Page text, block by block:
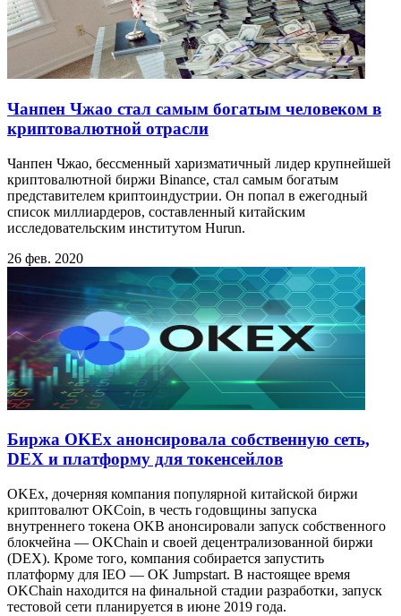
Чанпен Чжао стал самым богатым человеком в
криптовалютной отрасли
Чанпен Чжао, бессменный харизматичный лидер крупнейшей
криптовалютной биржи Binance, стал самым богатым
представителем криптоиндустрии. Он попал в ежегодный
список миллиардеров, составленный китайским
исследовательским институтом Hurun.
26 фев. 2020
Биржа OKEx анонсировала собственную сеть,
DEX и платформу для токенсейлов
OKEx, дочерняя компания популярной китайской биржи
криптовалют OKCoin, в честь годовщины запуска
внутреннего токена OKB анонсировали запуск собственного
блокчейна — OKChain и своей децентрализованной биржи
(DEX). Кроме того, компания собирается запустить
платформу для IEO — OK Jumpstart. В настоящее время
OKChain находится на финальной стадии разработки, запуск
тестовой сети планируется в июне 2019 года.